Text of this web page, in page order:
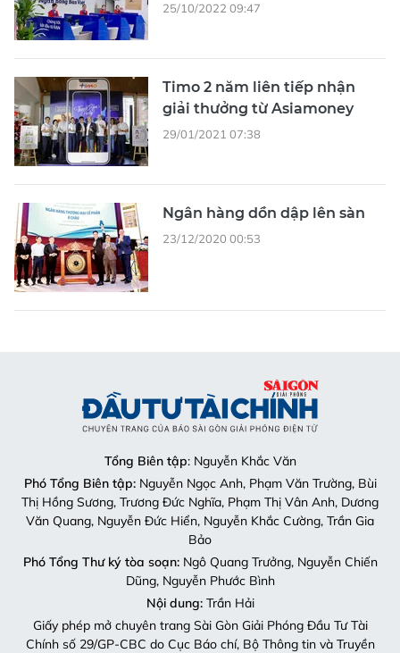
25/10/2022 09:47
Timo 2 năm liên tiếp nhận
giải thưởng từ Asiamoney
29/01/2021 07:38
Ngân hàng dồn dập lên sàn
23/12/2020 00:53
Tổng Biên tập: Nguyễn Khắc Văn
Phó Tổng Biên tập:Nguyễn Ngọc Anh, Phạm Văn Trường, Bùi
Thị Hồng Sương, Trương Đức Nghĩa, Phạm Thị Vân Anh, Dương
Văn Quang, Nguyễn Đức Hiển, Nguyễn Khắc Cường, Trần Gia
Bảo
Phó Tổng Thư ký tòa soạn:Ngô Quang Trưởng, Nguyễn Chiến
Dũng, Nguyễn Phước Bình
Nội dung:Trần Hải
Giấy phép mở chuyên trang Sài Gòn Giải Phóng Đầu Tư Tài
Chính số 29/GP-CBC do Cục Báo chí, Bộ Thông tin và Truyền